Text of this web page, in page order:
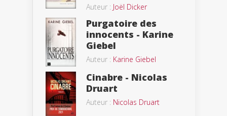
Auteur : Joël Dicker
Purgatoire des
innocents - Karine
Giebel
Auteur : Karine Giebel
Cinabre - Nicolas
Druart
Auteur : Nicolas Druart